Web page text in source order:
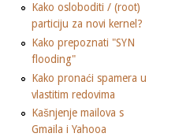
Kako osloboditi / (root)
particiju za novi kernel?
Kako prepoznati "SYN
flooding"
Kako pronaći spamera u
vlastitim redovima
Kašnjenje mailova s
Gmaila i Yahooa